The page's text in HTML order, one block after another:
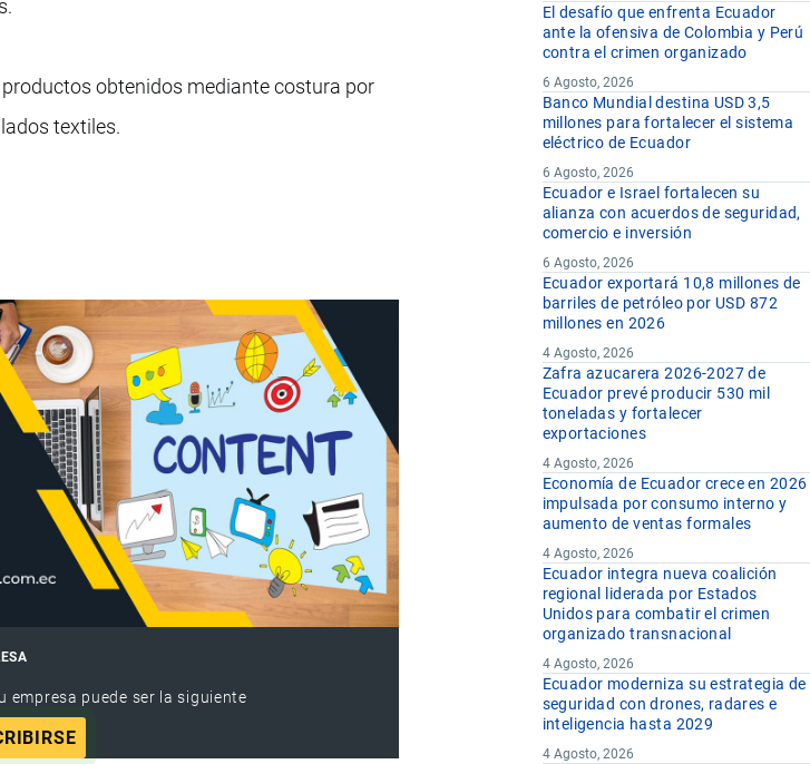
obtenidos mediante costura por
textiles.
empresa puede ser la siguiente
El desafío que enfrenta Ecuador
ante la ofensiva de Colombia y Perú
contra el crimen organizado
6 Agosto, 2026
Banco Mundial destina USD 3,5
millones para fortalecer el sistema
eléctrico de Ecuador
6 Agosto, 2026
Ecuador e Israel fortalecen su
alianza con acuerdos de seguridad,
comercio e inversión
6 Agosto, 2026
Ecuador exportará 10,8 millones de
barriles de petróleo por USD 872
millones en 2026
4 Agosto, 2026
Zafra azucarera 2026-2027 de
Ecuador prevé producir 530 mil
toneladas y fortalecer
exportaciones
4 Agosto, 2026
Economía de Ecuador crece en 2026
impulsada por consumo interno y
aumento de ventas formales
4 Agosto, 2026
Ecuador integra nueva coalición
regional liderada por Estados
Unidos para combatir el crimen
organizado transnacional
4 Agosto, 2026
Ecuador moderniza su estrategia de
seguridad con drones, radares e
inteligencia hasta 2029
4 Agosto, 2026